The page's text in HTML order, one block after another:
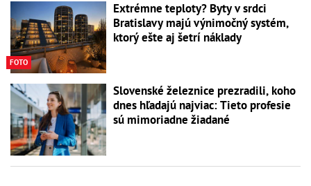
FOTO
Extrémne teploty? Byty v srdci
Bratislavy majú výnimočný systém,
ktorý ešte aj šetrí náklady
Slovenské železnice prezradili, koho
dnes hľadajú najviac: Tieto profesie
sú mimoriadne žiadané